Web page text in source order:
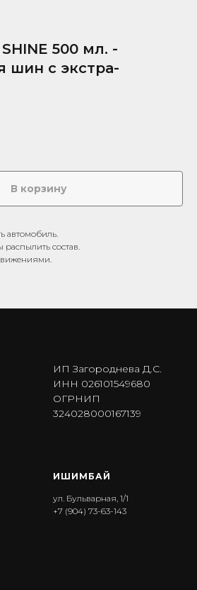
500 мл. -
шин с экстра-
В корзину
автомобиль.
состав.
ИП Загороднева Д.С.
ИНН 026101549680
ОГРНИП
324028000167139
ИШИМБА Й
ул. Бульварная, 1/1
+7 (904) 73-63-143